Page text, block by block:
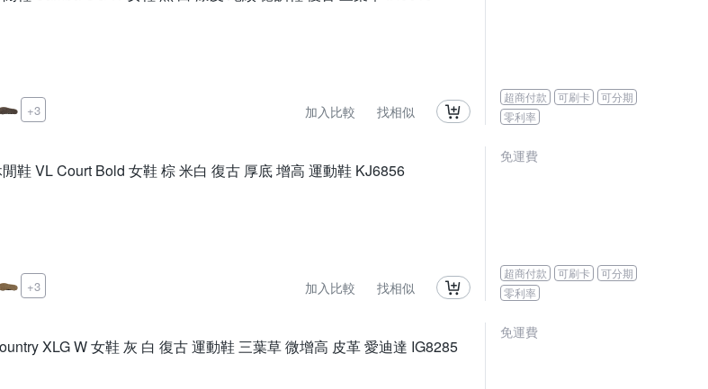
+3 加入比較 找相似
超商付款 可刷卡
可分期
零利率
鞋 VL Court Bold 女鞋 棕 米白 復古 厚底 增高 運動鞋 KJ6856
+3 加入比較 找相似
免運費
超商付款 可刷卡
可分期
零利率
XLG W 女鞋 灰 白 復古 運動鞋 三葉草 微增高 皮革 愛迪達 IG8285
免運費